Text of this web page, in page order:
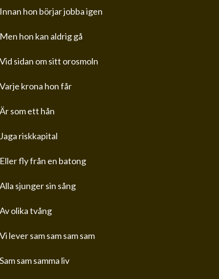
hon börjar jobba igen
hon kan aldrig gå
sidan om sitt orosmoln
krona hon får
som ett hån
riskkapital
fly från en batong
sjunger sin sång
olika tvång
lever sam sam sam sam
sam samma liv